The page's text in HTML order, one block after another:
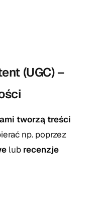
(UGC) –
tworzą treści
np. poprzez
lub recenzje